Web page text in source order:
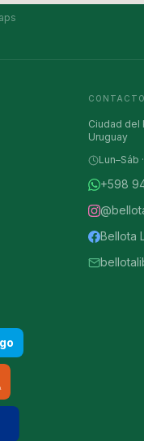
CONTACTO
Ciudad del
Uruguay
Lun–Sáb
+598
Bellota